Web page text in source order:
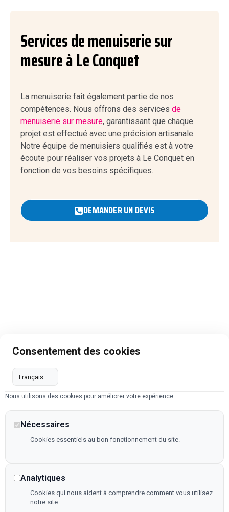
Services de menuiserie sur
mesure à Le Conquet
La menuiserie fait également partie de nos
compétences. Nous offrons des services de
menuiserie sur mesure, garantissant que chaque
projet est effectué avec une précision artisanale.
Notre équipe de menuisiers qualifiés est à votre
écoute pour réaliser vos projets à Le Conquet en
fonction de vos besoins spécifiques.
DEMANDER UN DEVIS
Consentement des cookies
Nous utilisons des cookies pour améliorer votre expérience.
Nécessaires
Cookies essentiels au bon fonctionnement du site.
Analytiques
Cookies qui nous aident à comprendre comment vous utilisez
notre site.